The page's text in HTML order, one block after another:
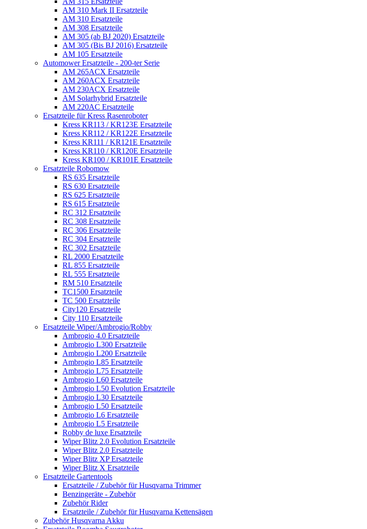
AM 310 Mark II Ersatzteile
AM 310 Ersatzteile
AM 308 Ersatzteile
AM 305 (ab BJ 2020) Ersatzteile
AM 305 (Bis BJ 2016) Ersatzteile
AM 105 Ersatzteile
Automower Ersatzteile - 200-ter Serie
AM 265ACX Ersatzteile
AM 260ACX Ersatzteile
AM 230ACX Ersatzteile
AM Solarhybrid Ersatzteile
AM 220AC Ersatzteile
Ersatzteile für Kress Rasenroboter
Kress KR113 / KR123E Ersatzteile
Kress KR112 / KR122E Ersatzteile
Kress KR111 / KR121E Ersatzteile
Kress KR110 / KR120E Ersatzteile
Kress KR100 / KR101E Ersatzteile
Ersatzteile Robomow
RS 635 Ersatzteile
RS 630 Ersatzteile
RS 625 Ersatzteile
RS 615 Ersatzteile
RC 312 Ersatzteile
RC 308 Ersatzteile
RC 306 Ersatzteile
RC 304 Ersatzteile
RC 302 Ersatzteile
RL 2000 Ersatzteile
RL 855 Ersatzteile
RL 555 Ersatzteile
RM 510 Ersatzteile
TC1500 Ersatzteile
TC 500 Ersatzteile
City120 Ersatzteile
City 110 Ersatzteile
Ersatzteile Wiper/Ambrogio/Robby
Ambrogio 4.0 Ersatzteile
Ambrogio L300 Ersatzteile
Ambrogio L200 Ersatzteile
Ambrogio L85 Ersatzteile
Ambrogio L75 Ersatzteile
Ambrogio L60 Ersatzteile
Ambrogio L50 Evolution Ersatzteile
Ambrogio L30 Ersatzteile
Ambrogio L50 Ersatzteile
Ambrogio L6 Ersatzteile
Ambrogio L5 Ersatzteile
Robby de luxe Ersatzteile
Wiper Blitz 2.0 Evolution Ersatzteile
Wiper Blitz 2.0 Ersatzteile
Wiper Blitz XP Ersatzteile
Wiper Blitz X Ersatzteile
Ersatzteile Gartentools
Ersatzteile / Zubehör für Husqvarna Trimmer
Benzingeräte - Zubehör
Zubehör Rider
Ersatzteile / Zubehör für Husqvarna Kettensägen
Zubehör Husqvarna Akku